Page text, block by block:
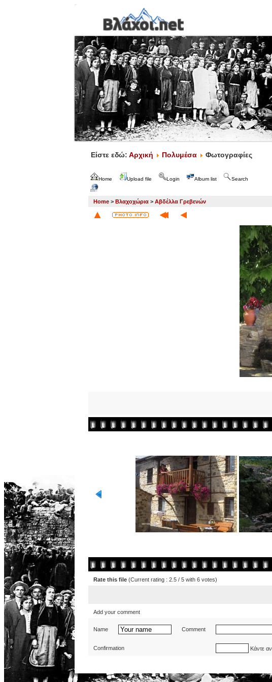
Είστε εδώ: Αρχική Πολυμέσα Φωτογραφίες
Home Upload file Login Album list Search
Home > Βλαχοχώρια > Αβδέλλα Γρεβενών
Rate this file (Current rating : 2.5 / 5 with 6 votes)
Add your comment
Name Comment
Confirmation Κάντε